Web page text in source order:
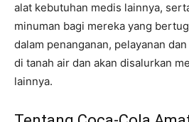
alat kebutuhan medis lainnya,
minuman bagi mereka yang
dalam penanganan, pelayanan
di tanah air dan akan disalurkan
lainnya.